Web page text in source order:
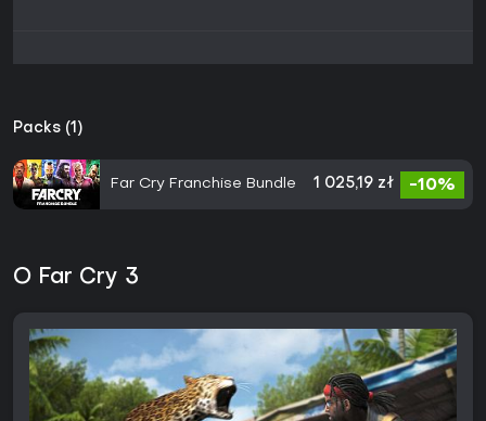
Packs (1)
Far Cry Franchise Bundle 1 025,19 zł -10%
O Far Cry 3